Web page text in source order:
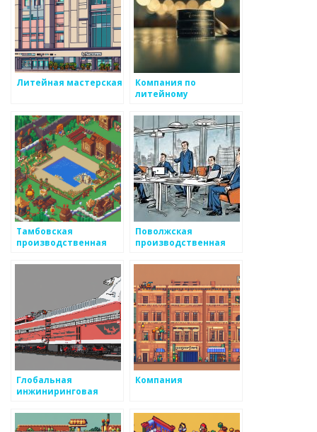
Литейная мастерская
Компания по
литейному
Тамбовская
производственная
Поволжская
производственная
Глобальная
инжиниринговая
Компания